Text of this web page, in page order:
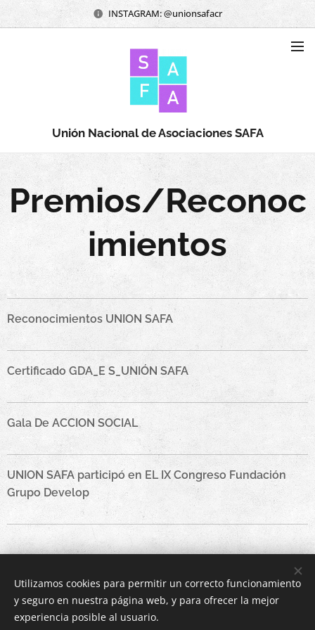
INSTAGRAM: @unionsafacr
Unión Nacional de Asociaciones SAFA
Premios/Reconoc
imientos
Reconocimientos UNION SAFA
Certificado GDA_E S_UNIÓN SAFA
Gala De ACCION SOCIAL
UNION SAFA participó en EL IX Congreso Fundación
Grupo Develop
© 2022 Unión Nacional de Asociaciones SAFA | Todos los
Utilizamos cookies para permitir un correcto funcionamiento
y seguro en nuestra página web, y para ofrecer la mejor
experiencia posible al usuario.